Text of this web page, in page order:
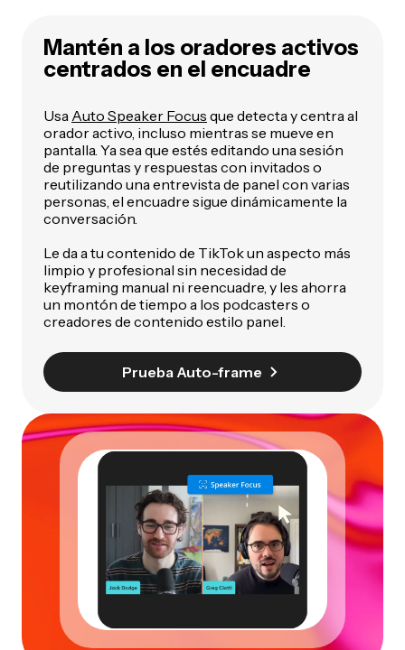
Mantén a los oradores activos
centrados en el encuadre
Usa Auto Speaker Focus que detecta y centra al
orador activo, incluso mientras se mueve en
pantalla. Ya sea que estés editando una sesión
de preguntas y respuestas con invitados o
reutilizando una entrevista de panel con varias
personas, el encuadre sigue dinámicamente la
conversación.
Le da a tu contenido de TikTok un aspecto más
limpio y profesional sin necesidad de
keyframing manual ni reencuadre, y les ahorra
un montón de tiempo a los podcasters o
creadores de contenido estilo panel.
Prueba Auto-frame